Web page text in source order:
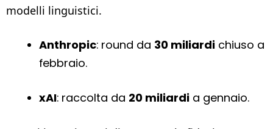
modelli linguistici.
Anthropic: round da 30 miliardi chiuso a
febbraio.
xAI: raccolta da 20 miliardi a gennaio.